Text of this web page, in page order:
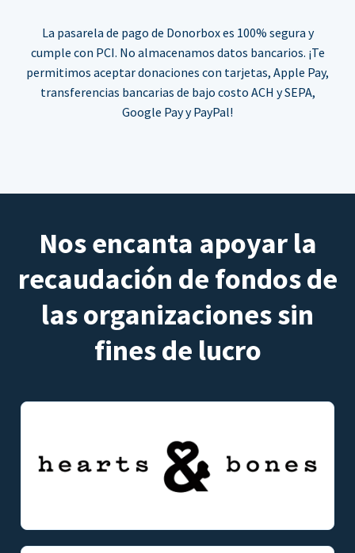
La pasarela de pago de Donorbox es 100% segura y
cumple con PCI. No almacenamos datos bancarios. ¡Te
permitimos aceptar donaciones con tarjetas, Apple Pay,
transferencias bancarias de bajo costo ACH y SEPA,
Google Pay y PayPal!
Nos encanta apoyar la
recaudación de fondos de
las organizaciones sin
fines de lucro